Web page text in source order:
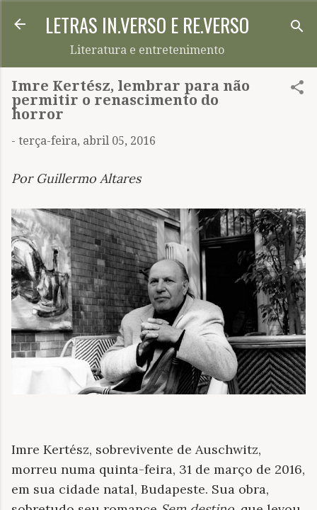
Pular para o conteúdo principal
LETRAS IN.VERSO E RE.VERSO
Literatura e entretenimento
Imre Kertész, lembrar para não
permitir o renascimento do
horror
- terça-feira, abril 05, 2016
Por Guillermo Altares
Imre Kertész, sobrevivente de Auschwitz,
morreu numa quinta-feira, 31 de março de 2016,
em sua cidade natal, Budapeste. Sua obra,